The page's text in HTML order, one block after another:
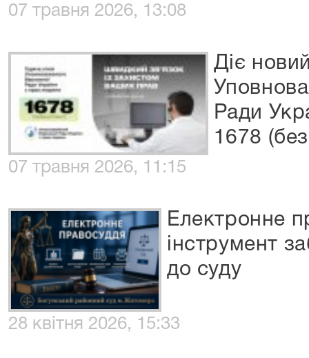
07 травня 2026, 13:08
Діє
Ради
1678
07 травня 2026, 11:15
Електронне
інструмент
до суду
28 квітня 2026, 15:33